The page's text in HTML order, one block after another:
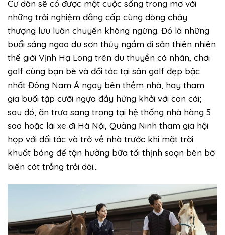
Cư dân sẽ có được một cuộc sống trong mơ với
những trải nghiệm đẳng cấp cùng dòng chảy
thượng lưu luân chuyển không ngừng. Đó là những
buổi sáng ngao du sơn thủy ngắm di sản thiên nhiên
thế giới Vịnh Hạ Long trên du thuyền cá nhân, chơi
golf cùng bạn bè và đối tác tại sân golf đẹp bậc
nhất Đông Nam Á ngay bên thềm nhà, hay tham
gia buổi tập cưỡi ngựa đầy hứng khởi với con cái;
sau đó, ăn trưa sang trọng tại hệ thống nhà hàng 5
sao hoặc lái xe đi Hà Nội, Quảng Ninh tham gia hội
họp với đối tác và trở về nhà trước khi mặt trời
khuất bóng để tận hưởng bữa tối thịnh soạn bên bờ
biển cát trắng trải dài…